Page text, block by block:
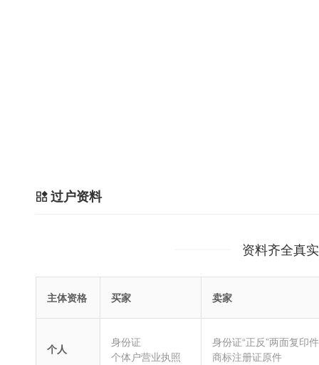
过户资料
资料齐全真
主体资格 买家 卖家
个人
身份证
个体户营业执照
身份证“正反”两面复印件
商标注册证原件